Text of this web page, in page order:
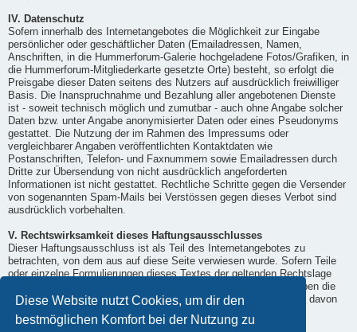
Diese Website nutzt Cookies, um dir den
bestmöglichen Komfort bei der Nutzung zu
IV. Datenschutz
Sofern innerhalb des Internetangebotes die Möglichkeit zur Eingabe
persönlicher oder geschäftlicher Daten (Emailadressen, Namen,
Anschriften, in die Hummerforum-Galerie hochgeladene Fotos/Grafiken, in
die Hummerforum-Mitgliederkarte gesetzte Orte) besteht, so erfolgt die
Preisgabe dieser Daten seitens des Nutzers auf ausdrücklich freiwilliger
Basis. Die Inanspruchnahme und Bezahlung aller angebotenen Dienste
ist - soweit technisch möglich und zumutbar - auch ohne Angabe solcher
Daten bzw. unter Angabe anonymisierter Daten oder eines Pseudonyms
gestattet. Die Nutzung der im Rahmen des Impressums oder
vergleichbarer Angaben veröffentlichten Kontaktdaten wie
Postanschriften, Telefon- und Faxnummern sowie Emailadressen durch
Dritte zur Übersendung von nicht ausdrücklich angeforderten
Informationen ist nicht gestattet. Rechtliche Schritte gegen die Versender
von sogenannten Spam-Mails bei Verstössen gegen dieses Verbot sind
ausdrücklich vorbehalten.
V. Rechtswirksamkeit dieses Haftungsausschlusses
Dieser Haftungsausschluss ist als Teil des Internetangebotes zu
betrachten, von dem aus auf diese Seite verwiesen wurde. Sofern Teile
oder einzelne Formulierungen dieses Textes der geltenden Rechtslage
nicht, nicht mehr oder nicht vollständig entsprechen sollten, bleiben die
übrigen Teile des Dokumentes in ihrem Inhalt und ihrer Gültigkeit davon
unberührt.